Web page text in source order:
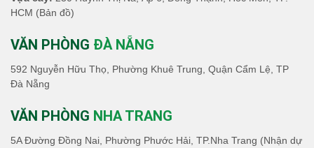
HCM (Bản đồ)
VĂN PHÒNG ĐÀ NẴNG
592 Nguyễn Hữu Thọ, Phường Khuê Trung, Quận Cẩm Lệ, TP
Đà Nẵng
VĂN PHÒNG NHA TRANG
5A Đường Đồng Nai, Phường Phước Hải, TP.Nha Trang (Nhận dự